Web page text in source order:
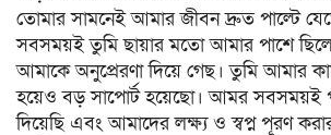
তোমার সামনেই আমার জীবন দ্রুত পাল্টে
সবসময়ই তুমি ছায়ার মতো আমার পাশে
আমাকে অনুপ্রেরণা দিয়ে গেছ। তুমি আমার
হয়েও বড় সাপোর্ট হয়েছো। আমর সবসময়ই
দিয়েছি এবং আমাদের লক্ষ্য ও স্বপ্ন পূরণ